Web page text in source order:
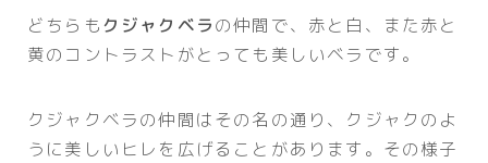
どちらもクジャクベラの仲間で、赤と白、また赤と
黄のコントラストがとっても美しいベラです。
クジャクベラの仲間はその名の通り、クジャクのよ
うに美しいヒレを広げることがあります。その様子